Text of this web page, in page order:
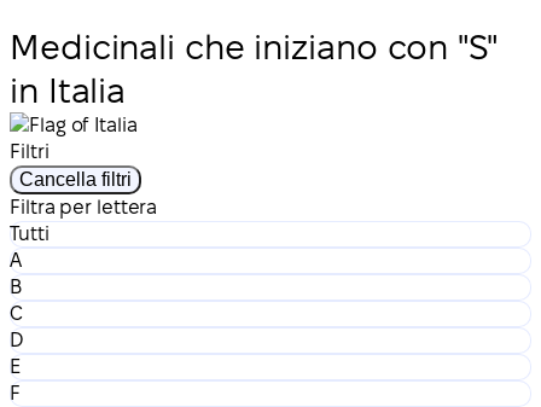
Medicinali che iniziano con "S"
in Italia
Filtri
Cancella filtri
Filtra per lettera
Tutti
A
B
C
D
E
F